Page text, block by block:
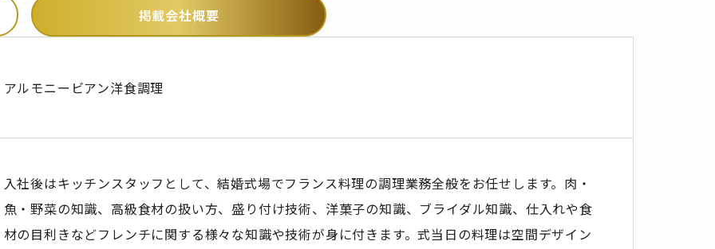
掲載会社概要
アルモニービアン洋食調理
入社後はキッチンスタッフとして、結婚式場でフランス料理の調理業務全般をお任せします。肉・
魚・野菜の知識、高級食材の扱い方、盛り付け技術、洋菓子の知識、ブライダル知識、仕入れや食
材の目利きなどフレンチに関する様々な知識や技術が身に付きます。式当日の料理は空間デザイン